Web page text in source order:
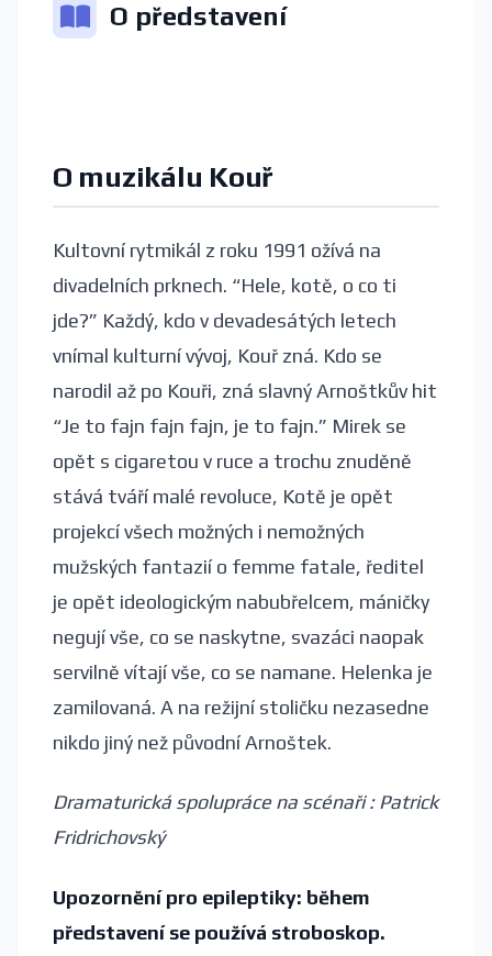
O představení
O muzikálu Kouř
Kultovní rytmikál z roku 1991 ožívá na
divadelních prknech. “Hele, kotě, o co ti
jde?” Každý, kdo v devadesátých letech
vnímal kulturní vývoj, Kouř zná. Kdo se
narodil až po Kouři, zná slavný Arnoštkův hit
“Je to fajn fajn fajn, je to fajn.” Mirek se
opět s cigaretou v ruce a trochu znuděně
stává tváří malé revoluce, Kotě je opět
projekcí všech možných i nemožných
mužských fantazií o femme fatale, ředitel
je opět ideologickým nabubřelcem, máničky
negují vše, co se naskytne, svazáci naopak
servilně vítají vše, co se namane. Helenka je
zamilovaná. A na režijní stoličku nezasedne
nikdo jiný než původní Arnoštek.
Dramaturická spolupráce na scénaři : Patrick
Fridrichovský
Upozornění pro epileptiky: během
představení se používá stroboskop.